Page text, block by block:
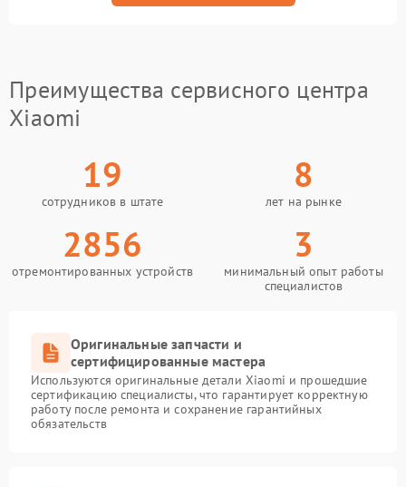
Преимущества сервисного центра
Xiaomi
19
сотрудников в штате
8
лет на рынке
2856
отремонтированных устройств
3
минимальный опыт работы
специалистов
Оригинальные запчасти и
сертифицированные мастера
Используются оригинальные детали Xiaomi и прошедшие
сертификацию специалисты, что гарантирует корректную
работу после ремонта и сохранение гарантийных
обязательств